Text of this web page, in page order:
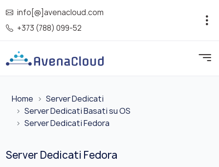
info[@]avenacloud.com
+373 (788) 099-52
Home
Server Dedicati
Server Dedicati Basati su OS
Server Dedicati Fedora
Server Dedicati Fedora